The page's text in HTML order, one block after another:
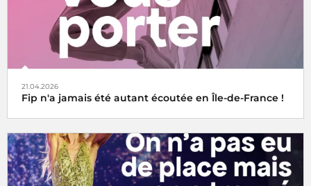
21.04.2026
Fip n'a jamais été autant écoutée en Île-de-France !